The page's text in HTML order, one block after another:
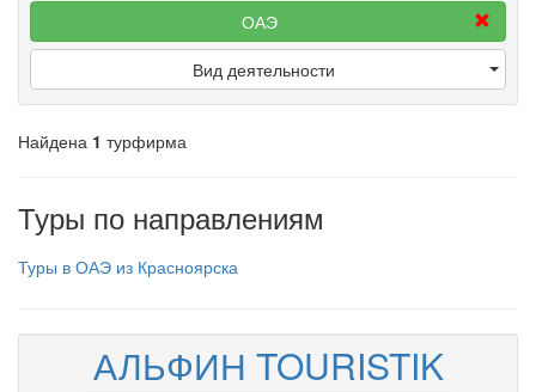
ОАЭ
Вид деятельности
Найдена 1 турфирма
Туры по направлениям
Туры в ОАЭ из Красноярска
АЛЬФИН TOURISTIK